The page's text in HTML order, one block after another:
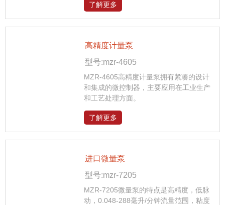
了解更多
高精度计量泵
型号:mzr-4605
MZR-4605高精度计量泵拥有紧凑的设计
和集成的微控制器，主要应用在工业生产
和工艺处理方面。
了解更多
进口微量泵
型号:mzr-7205
MZR-7205微量泵的特点是高精度，低脉
动，0.048-288毫升/分钟流量范围，粘度